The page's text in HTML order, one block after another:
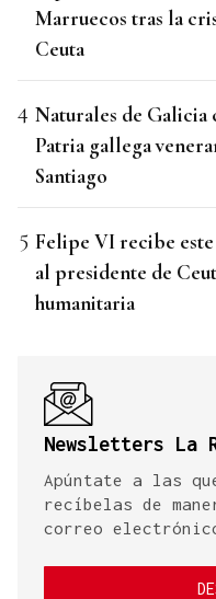
Marruecos tras la
Ceuta
Naturales de Galicia
Patria gallega
Santiago
Felipe VI recibe
al presidente de
humanitaria
Newsletters La
Apúntate a las
recíbelas de
correo